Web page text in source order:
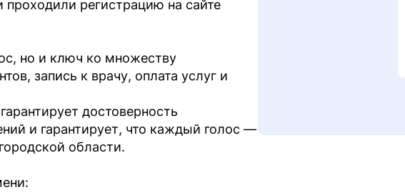
регистрацию на сайте
но и ключ ко множеству
запись к врачу, оплата услуг и
достоверность
и гарантирует, что каждый голос —
области.